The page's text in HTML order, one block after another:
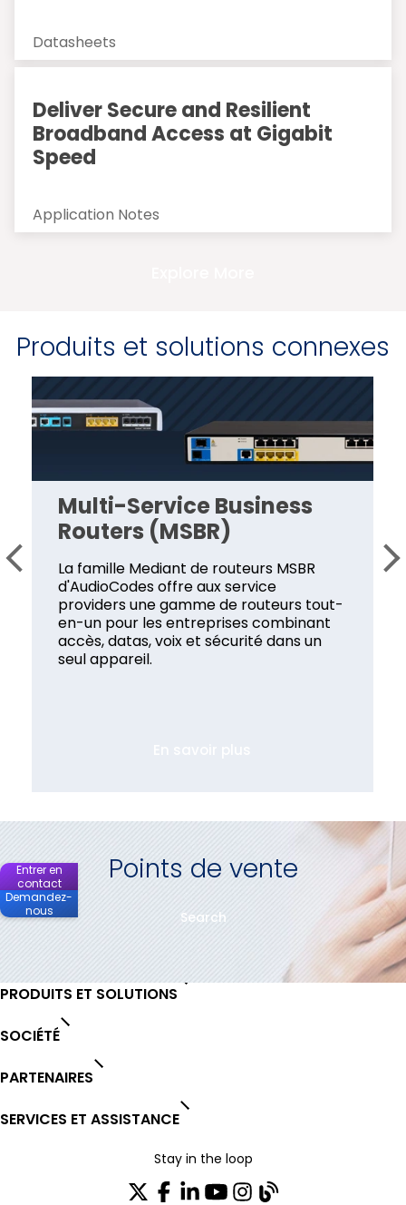
Datasheets
Deliver Secure and Resilient
Broadband Access at Gigabit
Speed
Application Notes
Produits et solutions connexes
Multi-Service Business
Routers (MSBR)
La famille Mediant de routeurs MSBR
d'AudioCodes offre aux service
providers une gamme de routeurs tout-
en-un pour les entreprises combinant
accès, datas, voix et sécurité dans un
seul appareil.
Points de vente
Search
PRODUITS ET SOLUTIONS
SOCIÉTÉ
PARTENAIRES
SERVICES ET ASSISTANCE
Stay in the loop
Entrer en
contact
Demandez-
nous